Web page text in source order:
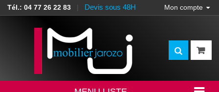
Tél.: 04 77 26 22 83 | Devis sous 48H Mon compte